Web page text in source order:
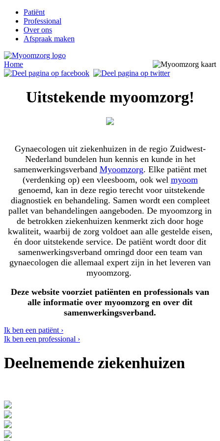
Patiënt
Professional
Over ons
Afspraak maken
Home
Uitstekende myoomzorg!
Gynaecologen uit ziekenhuizen in de regio Zuidwest-
Nederland bundelen hun kennis en kunde in het
samenwerkingsverband Myoomzorg. Elke patiënt met
(verdenking op) een vleesboom, ook wel myoom
genoemd, kan in deze regio terecht voor uitstekende
diagnostiek en behandeling. Samen wordt een compleet
pallet van behandelingen aangeboden. De myoomzorg in
de betrokken ziekenhuizen kenmerkt zich door hoge
kwaliteit, waarbij de zorg voldoet aan alle gestelde eisen,
én door uitstekende service. De patiënt wordt door dit
samenwerkingsverband omringd door een team van
gynaecologen die allemaal expert zijn in het leveren van
myoomzorg.
Deze website voorziet patiënten en professionals van
alle informatie over myoomzorg en over dit
samenwerkingsverband.
Ik ben een patiënt ›
Ik ben een professional ›
Deelnemende ziekenhuizen